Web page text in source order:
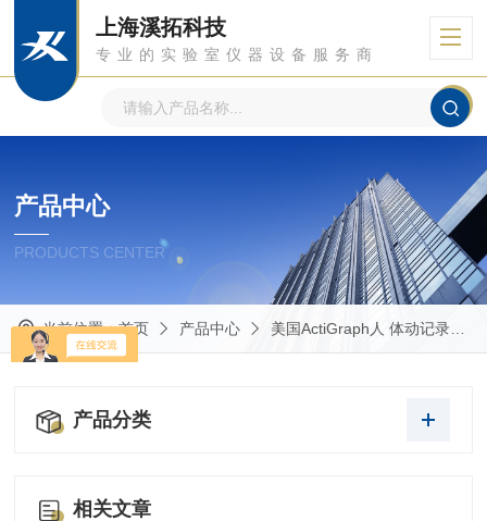
上海溪拓科技
专业的实验室仪器设备服务商
产品中心
PRODUCTS CENTER
当前位置：首页 产品中心 美国ActiGraph人 体动记录仪
产品分类
相关文章